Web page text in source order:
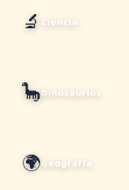
🔬 Ciencia
🦕Dinosaurios
🌍Geografía